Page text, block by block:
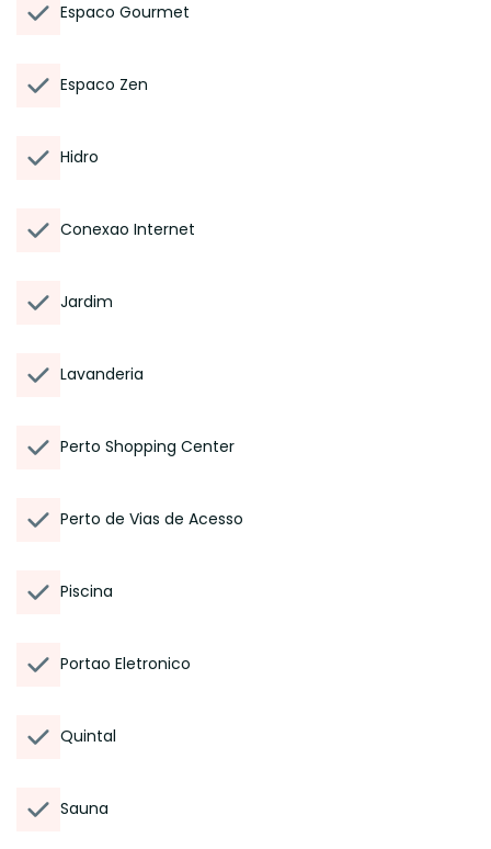
Espaco Gourmet
Espaco Zen
Hidro
Conexao Internet
Jardim
Lavanderia
Perto Shopping Center
Perto de Vias de Acesso
Piscina
Portao Eletronico
Quintal
Sauna